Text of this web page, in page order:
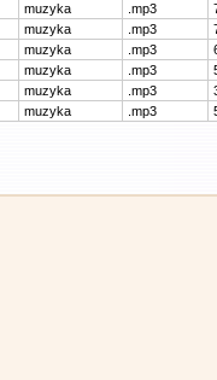
muzyka .mp3
muzyka .mp3
muzyka .mp3
muzyka .mp3
muzyka .mp3
muzyka .mp3